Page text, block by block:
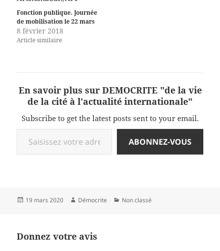
Fonction publique. Journée
de mobilisation le 22 mars
8 février 2018
Article similaire
En savoir plus sur DEMOCRITE "de la vie
de la cité à l'actualité internationale"
Subscribe to get the latest posts sent to your email.
Saisissez votre adresse e-mail…
ABONNEZ-VOUS
Publié
19 mars 2020 Auteur
Démocrite Catégories
Non classé
Donnez votre avis